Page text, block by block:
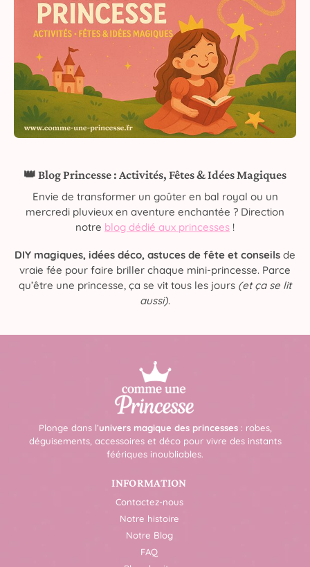
👑 Blog Princesse : Activités, Fêtes & Idées Magiques
Envie de transformer un goûter en bal royal ou un
mercredi pluvieux en aventure enchantée ? Direction
notre blog dédié aux princesses !
DIY magiques, idées déco, astuces de fête et conseils de
vraie fée pour faire briller chaque mini-princesse. Parce
qu’être une princesse, ça se vit tous les jours (et ça se lit
aussi).
Plonge dans l’univers magique des princesses: robes,
déguisements, accessoires et déco pour vivre des instants
féériques inoubliables.
INFORMATION
Contactez-nous
Notre histoire
Notre Blog
FAQ